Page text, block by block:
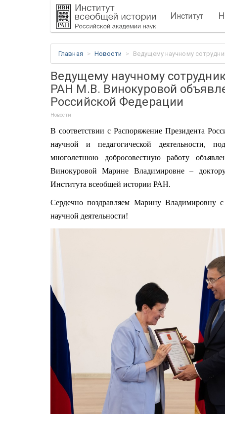
Институт Н
Главная Новости Ведущему научному
Ведущему научному
РАН М.В. Винокуровой
Российской Федерации
Новости
В соответствии с Распоряжение Президента
научной и педагогической деятельности,
многолетнюю добросовестную работу
Винокуровой Марине Владимировне –
Института всеобщей истории РАН.
Сердечно поздравляем Марину Владимировну
научной деятельности!